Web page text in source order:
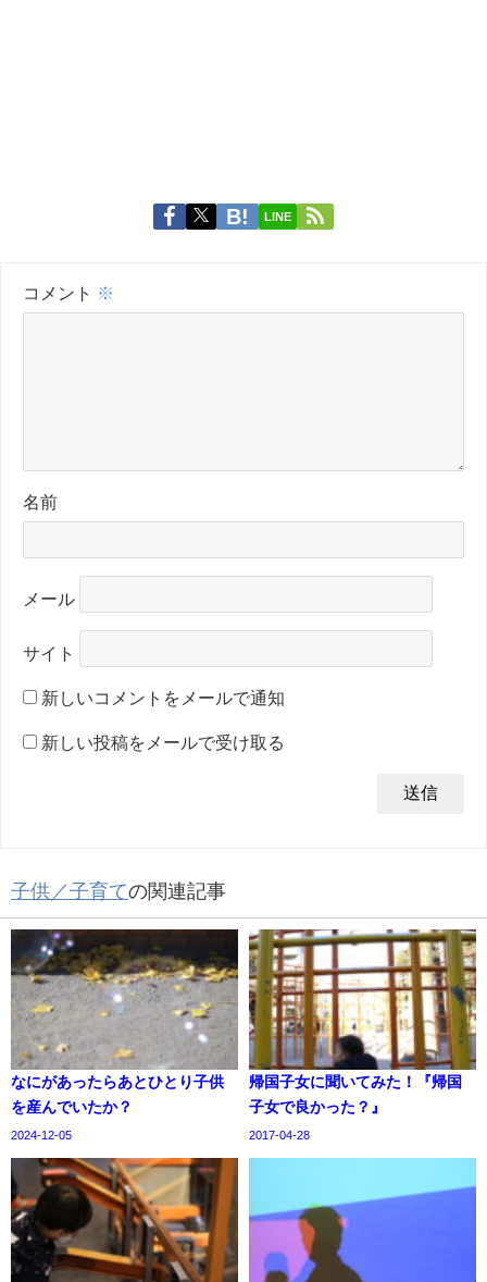
LINE
コメント ※
名前
メール
サイト
新しいコメントをメールで通知
新しい投稿をメールで受け取る
子供／子育ての関連記事
なにがあったらあとひとり子供
を産んでいたか？
2024-12-05
帰国子女に聞いてみた！『帰国
子女で良かった？』
2017-04-28